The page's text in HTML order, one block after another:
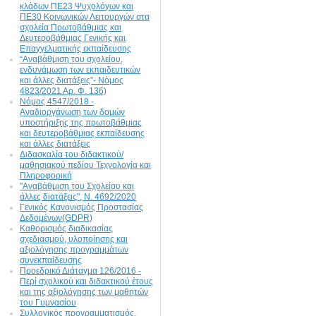
κλάδων ΠΕ23 Ψυχολόγων και
ΠΕ30 Κοινωνικών Λειτουργών στα
σχολεία Πρωτοβάθμιας και
Δευτεροβάθμιας Γενικής και
Επαγγελματικής εκπαίδευσης
“Αναβάθμιση του σχολείου,
ενδυνάμωση των εκπαιδευτικών
και άλλες διατάξεις”- Νόμος
4823/2021 Αρ. Φ. 136)
Νόμος 4547/2018 -
Αναδιοργάνωση των δομών
υποστήριξης της πρωτοβάθμιας
και δευτεροβάθμιας εκπαίδευσης
και άλλες διατάξεις
Διδασκαλία του διδακτικού/
μαθησιακού πεδίου Τεχνολογία και
Πληροφορική
"Αναβάθμιση του Σχολείου και
άλλες διατάξεις", N. 4692/2020
Γενικός Κανονισμός Προστασίας
Δεδομένων(GDPR)
Καθορισμός διαδικασίας
σχεδιασμού, υλοποίησης και
αξιολόγησης προγραμμάτων
συνεκπαίδευσης
Προεδρικό Διάταγμα 126/2016 -
Περί σχολικού και διδακτικού έτους
και της αξιολόγησης των μαθητών
του Γυμνασίου
Συλλογικός προγραμματισμός,